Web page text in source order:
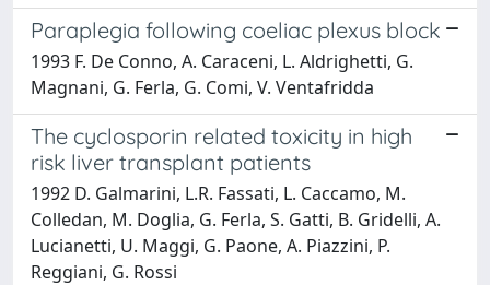
Paraplegia following coeliac plexus block
1993 F. De Conno, A. Caraceni, L. Aldrighetti, G.
Magnani, G. Ferla, G. Comi, V. Ventafridda
The cyclosporin related toxicity in high
risk liver transplant patients
1992 D. Galmarini, L.R. Fassati, L. Caccamo, M.
Colledan, M. Doglia, G. Ferla, S. Gatti, B. Gridelli, A.
Lucianetti, U. Maggi, G. Paone, A. Piazzini, P.
Reggiani, G. Rossi